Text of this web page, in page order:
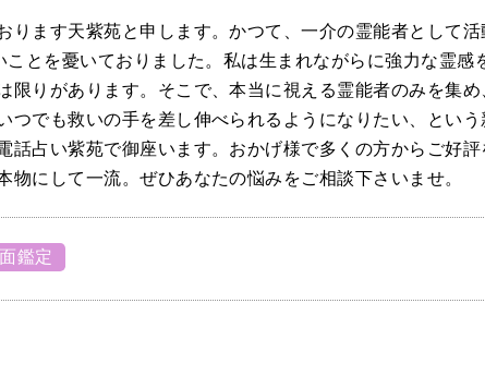
ります天紫苑と申します。かつて、一介の霊能者として
ことを憂いておりました。私は生まれながらに強力な霊感
限りがあります。そこで、本当に視える霊能者のみを集
つでも救いの手を差し伸べられるようになりたい、とい
話占い紫苑で御座います。おかげ様で多くの方からご好
物にして一流。ぜひあなたの悩みをご相談下さいませ。
鑑定